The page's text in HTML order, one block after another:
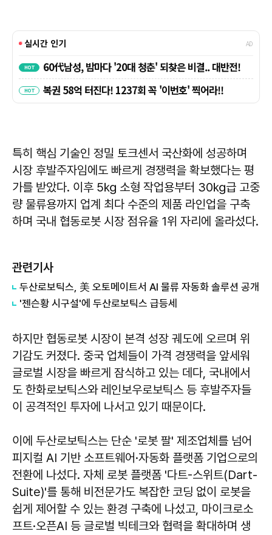
특히 핵심 기술인 정밀 토크센서 국산화에 성공하며
시장 후발주자임에도 빠르게 경쟁력을 확보했다는 평
가를 받았다. 이후 5㎏ 소형 작업용부터 30㎏급 고중
량 물류용까지 업계 최다 수준의 제품 라인업을 구축
하며 국내 협동로봇 시장 점유율 1위 자리에 올라섰다.
관련기사
두산로보틱스, 美 오토메이트서 AI 물류 자동화 솔루션 공개
'젠슨황 시구설'에 두산로보틱스 급등세
하지만 협동로봇 시장이 본격 성장 궤도에 오르며 위
기감도 커졌다. 중국 업체들이 가격 경쟁력을 앞세워
글로벌 시장을 빠르게 잠식하고 있는 데다, 국내에서
도 한화로보틱스와 레인보우로보틱스 등 후발주자들
이 공격적인 투자에 나서고 있기 때문이다.
이에 두산로보틱스는 단순 '로봇 팔' 제조업체를 넘어
피지컬 AI 기반 소프트웨어·자동화 플랫폼 기업으로의
전환에 나섰다. 자체 로봇 플랫폼 '다트-스위트(Dart-
Suite)'를 통해 비전문가도 복잡한 코딩 없이 로봇을
쉽게 제어할 수 있는 환경 구축에 나섰고, 마이크로소
프트·오픈AI 등 글로벌 빅테크와 협력을 확대하며 생